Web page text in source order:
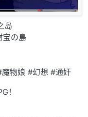
岛
宝の島
物娘 #幻想 #通奸
！